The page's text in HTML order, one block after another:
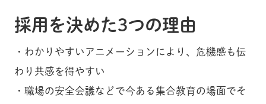
採用を決めた3つの理由
・わかりやすいアニメーションにより、危機感も伝
わり共感を得やすい
・職場の安全会議などで今ある集合教育の場面でそ